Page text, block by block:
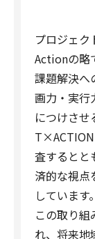
プロジェ
Actionの略
課題解決へ
画力・実行
につけさせ
T×ACTION
査するとと
済的な視点
しています。
この取り
れ、将来地